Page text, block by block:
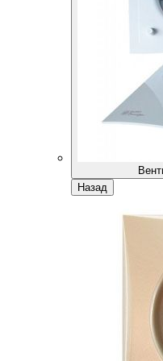
Назад